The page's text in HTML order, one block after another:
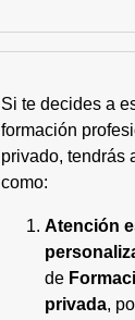
Si te decides a
formación
privado, tendrás
como:
Atención
de
privada,